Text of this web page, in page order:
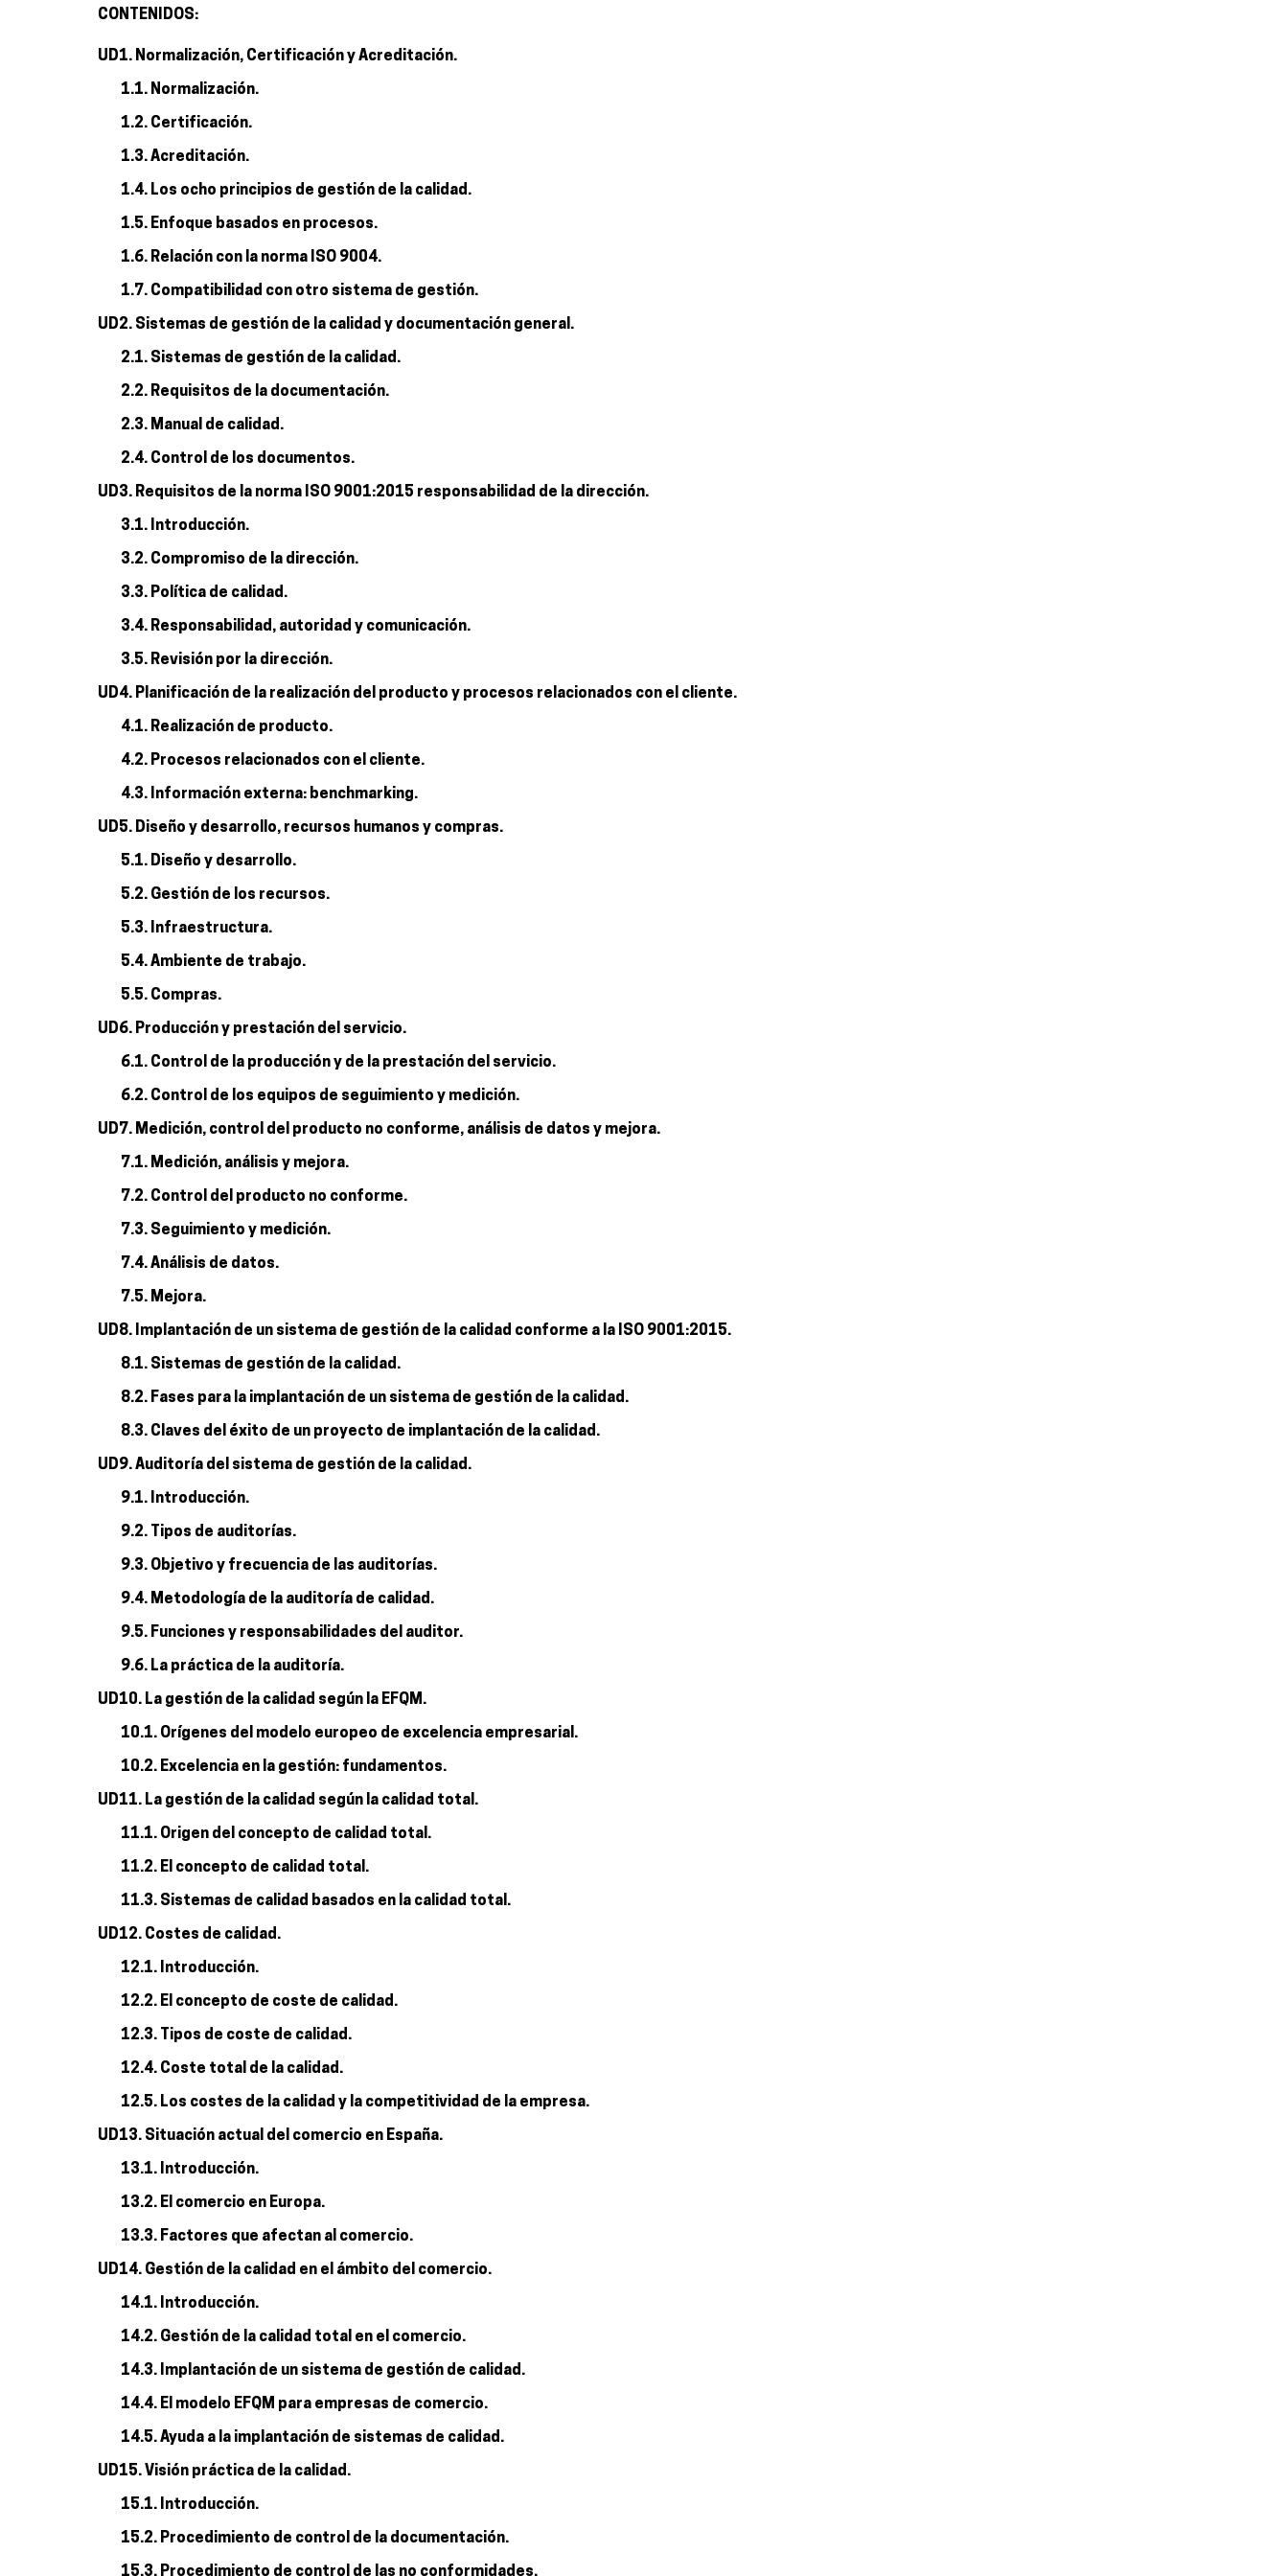
CONTENIDOS:
UD1. Normalización, Certificación y Acreditación.
1.1. Normalización.
1.2. Certificación.
1.3. Acreditación.
1.4. Los ocho principios de gestión de la calidad.
1.5. Enfoque basados en procesos.
1.6. Relación con la norma ISO 9004.
1.7. Compatibilidad con otro sistema de gestión.
UD2. Sistemas de gestión de la calidad y documentación general.
2.1. Sistemas de gestión de la calidad.
2.2. Requisitos de la documentación.
2.3. Manual de calidad.
2.4. Control de los documentos.
UD3. Requisitos de la norma ISO 9001:2015 responsabilidad de la dirección.
3.1. Introducción.
3.2. Compromiso de la dirección.
3.3. Política de calidad.
3.4. Responsabilidad, autoridad y comunicación.
3.5. Revisión por la dirección.
UD4. Planificación de la realización del producto y procesos relacionados con el cliente.
4.1. Realización de producto.
4.2. Procesos relacionados con el cliente.
4.3. Información externa: benchmarking.
UD5. Diseño y desarrollo, recursos humanos y compras.
5.1. Diseño y desarrollo.
5.2. Gestión de los recursos.
5.3. Infraestructura.
5.4. Ambiente de trabajo.
5.5. Compras.
UD6. Producción y prestación del servicio.
6.1. Control de la producción y de la prestación del servicio.
6.2. Control de los equipos de seguimiento y medición.
UD7. Medición, control del producto no conforme, análisis de datos y mejora.
7.1. Medición, análisis y mejora.
7.2. Control del producto no conforme.
7.3. Seguimiento y medición.
7.4. Análisis de datos.
7.5. Mejora.
UD8. Implantación de un sistema de gestión de la calidad conforme a la ISO 9001:2015.
8.1. Sistemas de gestión de la calidad.
8.2. Fases para la implantación de un sistema de gestión de la calidad.
8.3. Claves del éxito de un proyecto de implantación de la calidad.
UD9. Auditoría del sistema de gestión de la calidad.
9.1. Introducción.
9.2. Tipos de auditorías.
9.3. Objetivo y frecuencia de las auditorías.
9.4. Metodología de la auditoría de calidad.
9.5. Funciones y responsabilidades del auditor.
9.6. La práctica de la auditoría.
UD10. La gestión de la calidad según la EFQM.
10.1. Orígenes del modelo europeo de excelencia empresarial.
10.2. Excelencia en la gestión: fundamentos.
UD11. La gestión de la calidad según la calidad total.
11.1. Origen del concepto de calidad total.
11.2. El concepto de calidad total.
11.3. Sistemas de calidad basados en la calidad total.
UD12. Costes de calidad.
12.1. Introducción.
12.2. El concepto de coste de calidad.
12.3. Tipos de coste de calidad.
12.4. Coste total de la calidad.
12.5. Los costes de la calidad y la competitividad de la empresa.
UD13. Situación actual del comercio en España.
13.1. Introducción.
13.2. El comercio en Europa.
13.3. Factores que afectan al comercio.
UD14. Gestión de la calidad en el ámbito del comercio.
14.1. Introducción.
14.2. Gestión de la calidad total en el comercio.
14.3. Implantación de un sistema de gestión de calidad.
14.4. El modelo EFQM para empresas de comercio.
14.5. Ayuda a la implantación de sistemas de calidad.
UD15. Visión práctica de la calidad.
15.1. Introducción.
15.2. Procedimiento de control de la documentación.
15.3. Procedimiento de control de las no conformidades.